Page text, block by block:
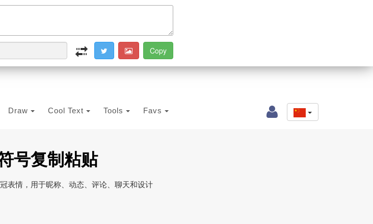
Draw Cool Text Tools Favs
号复制粘贴
表情，用于昵称、动态、评论、聊天和设计